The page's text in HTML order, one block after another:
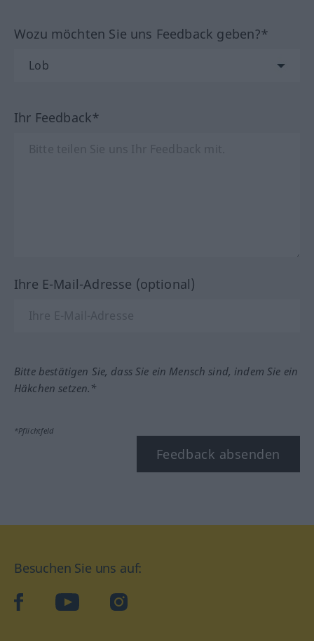
Wozu möchten Sie uns Feedback geben?*
Ihr Feedback*
Ihre E-Mail-Adresse (optional)
Bitte bestätigen Sie, dass Sie ein Mensch sind, indem Sie ein
Häkchen setzen.*
*Pflichtfeld
Feedback absenden
Besuchen Sie uns auf:
facebookYouTube Instagram